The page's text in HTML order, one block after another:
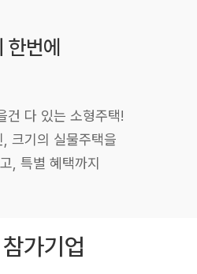
한번에
건 다 있는 소형주택!
크기의 실물주택을
, 특별 혜택까지
가기업